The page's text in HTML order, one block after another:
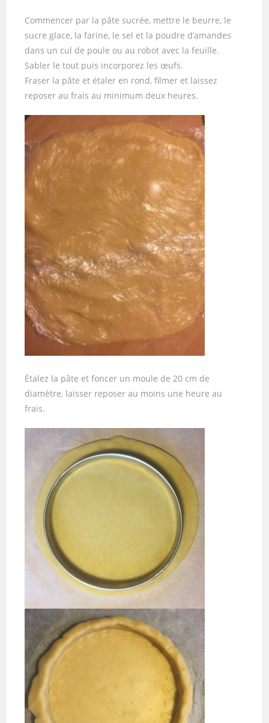
Commencer par la pâte sucrée, mettre le beurre, le
sucre glace, la farine, le sel et la poudre d’amandes
dans un cul de poule ou au robot avec la feuille.
Sabler le tout puis incorporez les œufs.
Fraser la pâte et étaler en rond, filmer et laissez
reposer au frais au minimum deux heures.
Étalez la pâte et foncer un moule de 20 cm de
diamètre, laisser reposer au moins une heure au
frais.